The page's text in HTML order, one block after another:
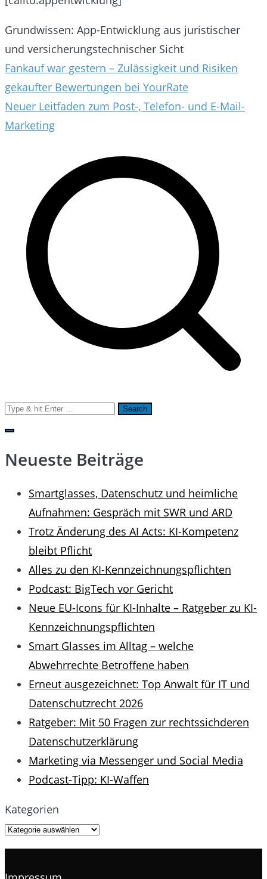
Grundwissen: App-Entwicklung aus juristischer
und versicherungstechnischer Sicht
Beitragsnavigation
Fankauf war gestern – Zulässigkeit und Risiken
gekaufter Bewertungen bei YourRate
Neuer Leitfaden zum Post-, Telefon- und E-Mail-
Marketing
Search
for:
Neueste Beiträge
Smartglasses, Datenschutz und heimliche
Aufnahmen: Gespräch mit SWR und ARD
Trotz Änderung des AI Acts: KI-Kompetenz
bleibt Pflicht
Alles zu den KI-Kennzeichnungspflichten
Podcast: BigTech vor Gericht
Neue EU-Icons für KI-Inhalte – Ratgeber zu KI-
Kennzeichnungspflichten
Smart Glasses im Alltag – welche
Abwehrrechte Betroffene haben
Erneut ausgezeichnet: Top Anwalt für IT und
Datenschutzrecht 2026
Ratgeber: Mit 50 Fragen zur rechtssichderen
Datenschutzerklärung
Marketing via Messenger und Social Media
Podcast-Tipp: KI-Waffen
Kategorien